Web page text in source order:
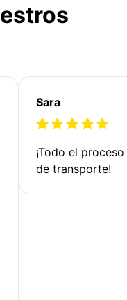
Sara
¡Todo el
de transporte!